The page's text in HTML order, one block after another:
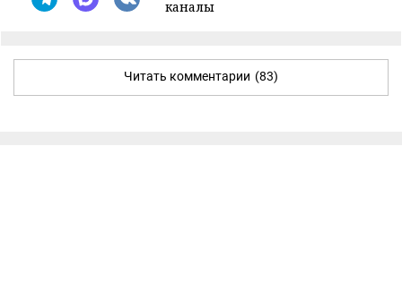
каналы
Читать комментарии (83)